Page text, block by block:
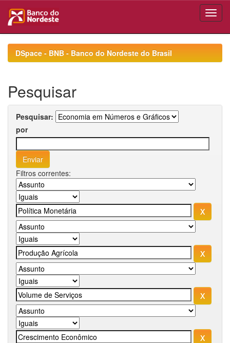
navigationDSpace - BNB - Banco do Nordeste do Brasil
Pesquisar
Pesquisar:
por
Filtros correntes: